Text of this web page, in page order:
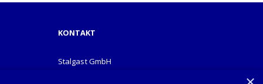
KONTAKT
Stalgast GmbH